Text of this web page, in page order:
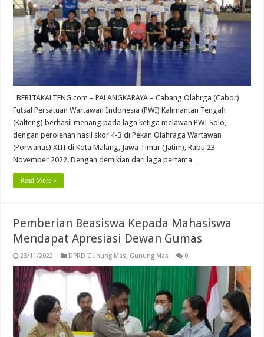
BERITAKALTENG.com – PALANGKARAYA – Cabang Olahrga (Cabor)
Futsal Persatuan Wartawan Indonesia (PWI) Kalimantan Tengah
(Kalteng) berhasil menang pada laga ketiga melawan PWI Solo,
dengan perolehan hasil skor 4-3 di Pekan Olahraga Wartawan
(Porwanas) XIII di Kota Malang, Jawa Timur (Jatim), Rabu 23
November 2022. Dengan demikian dari laga pertama …
Read More »
Pemberian Beasiswa Kepada Mahasiswa
Mendapat Apresiasi Dewan Gumas
23/11/2022 DPRD Gunung Mas, Gunung Mas 0